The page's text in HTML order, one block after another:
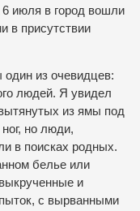
июля в город вошли
в присутствии
один из очевидцев:
людей. Я увидел
из ямы под
но люди,
в поисках родных.
белье или
и
с вырванными